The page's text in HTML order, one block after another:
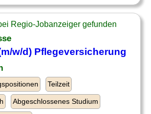
Regio-Jobanzeiger gefunden
w/d) Pflegeversicherung
Teilzeit
Abgeschlossenes Studium